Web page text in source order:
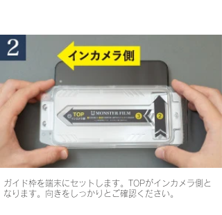
ガイド枠を端末にセットします。TOPがインカメラ側と
なります。向きをしっかりとご確認ください。